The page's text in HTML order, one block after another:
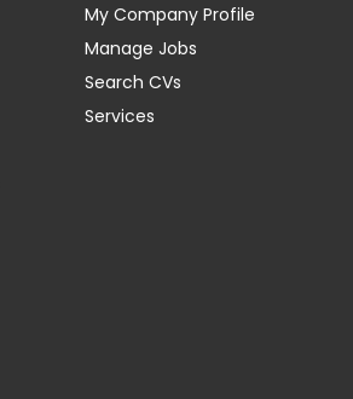
My Company Profile
Manage Jobs
Search CVs
Services